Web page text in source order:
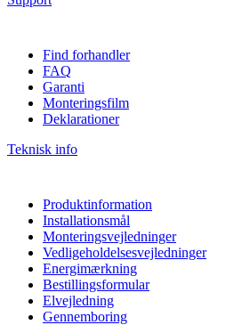
Find forhandler
FAQ
Garanti
Monteringsfilm
Deklarationer
Teknisk info
Produktinformation
Installationsmål
Monteringsvejledninger
Vedligeholdelsesvejledninger
Energimærkning
Bestillingsformular
Elvejledning
Gennemboring